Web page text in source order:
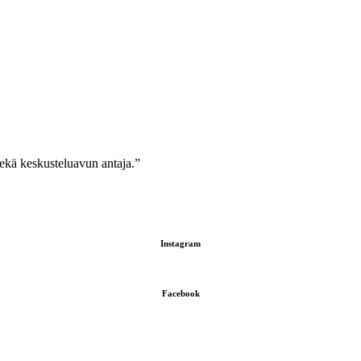
keskusteluavun antaja.”
Instagram
Facebook